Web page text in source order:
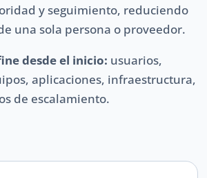
y seguimiento, reduciendo
una sola persona o proveedor.
desde el inicio: usuarios,
aplicaciones, infraestructura,
de escalamiento.